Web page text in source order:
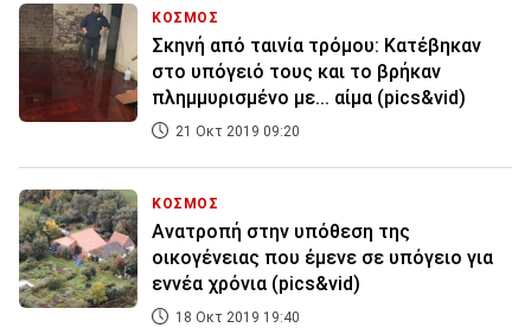
ΚΟΣΜΟΣ
Σκηνή από ταινία τρόμου: Κατέβηκαν
στο υπόγειό τους και το βρήκαν
πλημμυρισμένο με... αίμα (pics&vid)
21 Οκτ 2019 09:20
ΚΟΣΜΟΣ
Ανατροπή στην υπόθεση της
οικογένειας που έμενε σε υπόγειο για
εννέα χρόνια (pics&vid)
18 Οκτ 2019 19:40